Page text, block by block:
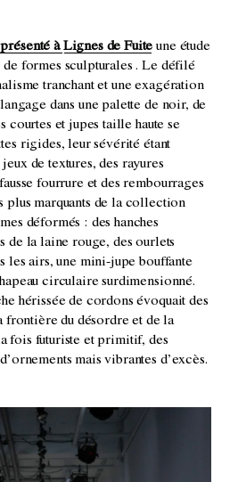
àLignes de Fuite une étude
de formes sculpturales. Le défilé
tranchant et une exagération
dans une palette de noir, de
courtes et jupes taille haute se
rigides, leur sévérité étant
de textures, des rayures
fourrure et des rembourrages
plus marquants de la collection
déformés : des hanches
de la laine rouge, des ourlets
les airs, une mini-jupe bouffante
circulaire surdimensionné.
hérissée de cordons évoquait des
frontière du désordre et de la
fois futuriste et primitif, des
mais vibrantes d’excès.